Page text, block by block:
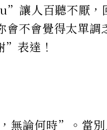
讓人百聽不厭，
會覺得太單調
”表達！
無論何時”。當